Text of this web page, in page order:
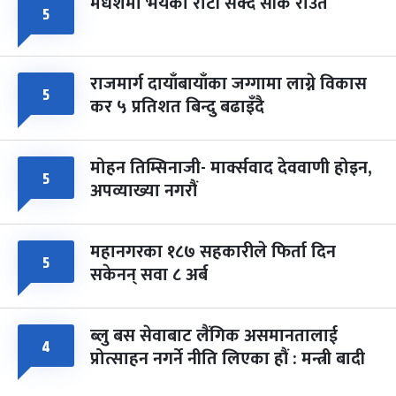
५
५ राजमार्ग दायाँबायाँका जग्गामा लाग्ने विकास
कर ५ प्रतिशत बिन्दु बढाइँदै
५ मोहन तिम्सिनाजी- मार्क्सवाद देववाणी होइन,
अपव्याख्या नगरौं
५ महानगरका १८७ सहकारीले फिर्ता दिन
सकेनन् सवा ८ अर्ब
४ ब्लु बस सेवाबाट लैंगिक असमानतालाई
प्रोत्साहन नगर्ने नीति लिएका हौं : मन्त्री बादी